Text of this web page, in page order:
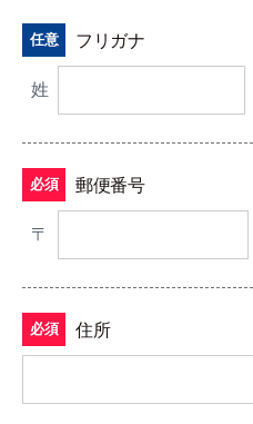
任意 フリガナ
姓
必須 郵便番号
〒
必須 住所